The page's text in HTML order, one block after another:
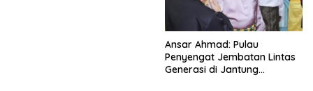
Ansar Ahmad: Pulau
Penyengat Jembatan Lintas
Generasi di Jantung